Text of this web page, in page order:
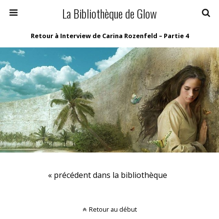
La Bibliothèque de Glow
Retour à Interview de Carina Rozenfeld – Partie 4
« précédent dans la bibliothèque
Retour au début